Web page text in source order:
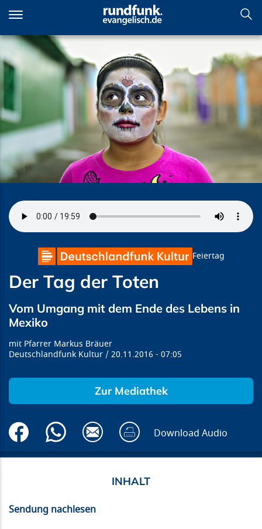
zum
Inhalt
Der Tag der Toten
Feiertag
Der Tag der Toten
Vom Umgang mit dem Ende des Lebens in
Mexiko
Pfarrer Markus Bräuer
Deutschlandfunk Kultur
20.11.2016 07:05
Zur Mediathek
Download Audio
Sendung nachlesen